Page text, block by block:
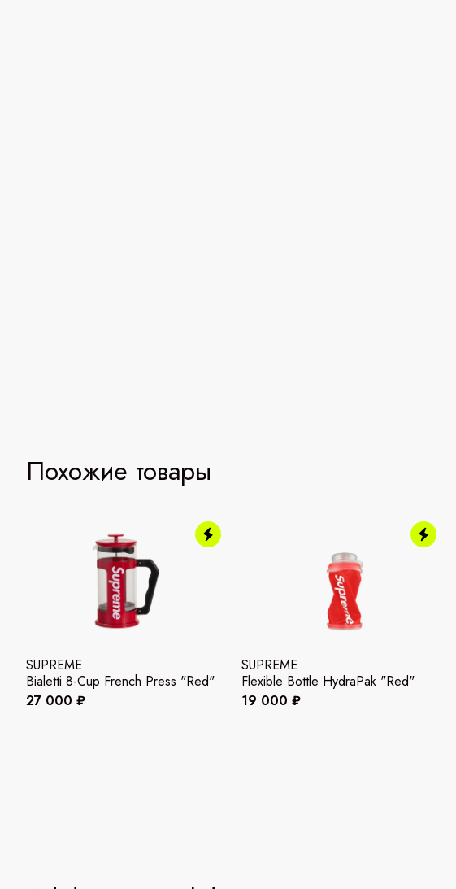
Похожие товары
SUPREME
Bialetti 8-Cup French Press "Red"
27 000 ₽
SUPREME
Flexible Bottle HydraPak "Red"
19 000 ₽